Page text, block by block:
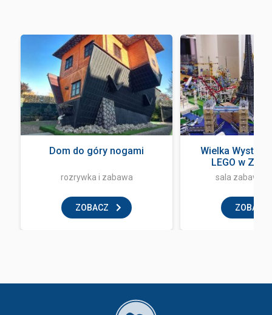
Dom do góry nogami
rozrywka i zabawa
ZOBACZ
Wielka
LEGO w
sala zabaw
ZOBACZ